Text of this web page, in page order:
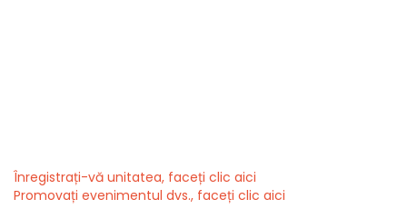
Înregistrați-vă unitatea, faceți clic aici
Promovați evenimentul dvs., faceți clic aici